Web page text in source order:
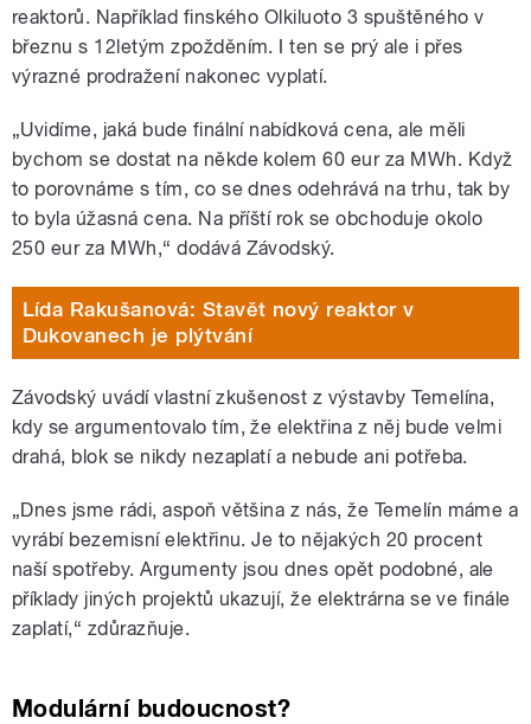
reaktorů. Například finského Olkiluoto 3 spuštěného v
březnu s 12letým zpožděním. I ten se prý ale i přes
výrazné prodražení nakonec vyplatí.
„Uvidíme, jaká bude finální nabídková cena, ale měli
bychom se dostat na někde kolem 60 eur za MWh. Když
to porovnáme s tím, co se dnes odehrává na trhu, tak by
to byla úžasná cena. Na příští rok se obchoduje okolo
250 eur za MWh,“ dodává Závodský.
Lída Rakušanová: Stavět nový reaktor v
Dukovanech je plýtvání
Závodský uvádí vlastní zkušenost z výstavby Temelína,
kdy se argumentovalo tím, že elektřina z něj bude velmi
drahá, blok se nikdy nezaplatí a nebude ani potřeba.
„Dnes jsme rádi, aspoň většina z nás, že Temelín máme a
vyrábí bezemisní elektřinu. Je to nějakých 20 procent
naší spotřeby. Argumenty jsou dnes opět podobné, ale
příklady jiných projektů ukazují, že elektrárna se ve finále
zaplatí,“ zdůrazňuje.
Modulární budoucnost?